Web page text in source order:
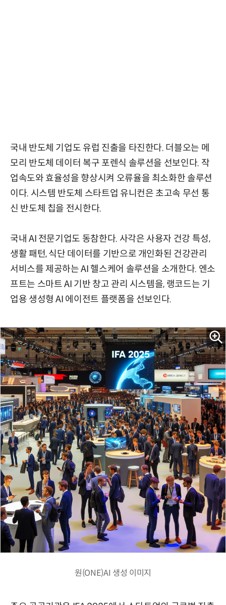
국내 반도체 기업도 유럽 진출을 타진한다. 더블오는 메
모리 반도체 데이터 복구 포렌식 솔루션을 선보인다. 작
업속도와 효율성을 향상시켜 오류율을 최소화한 솔루션
이다. 시스템 반도체 스타트업 유니컨은 초고속 무선 통
신 반도체 칩을 전시한다.
국내 AI 전문기업도 동참한다. 사각은 사용자 건강 특성,
생활 패턴, 식단 데이터를 기반으로 개인화된 건강관리
서비스를 제공하는 AI 헬스케어 솔루션을 소개한다. 엔소
프트는 스마트 AI 기반 창고 관리 시스템을, 랭코드는 기
업용 생성형 AI 에이전트 플랫폼을 선보인다.
원(ONE)AI 생성 이미지